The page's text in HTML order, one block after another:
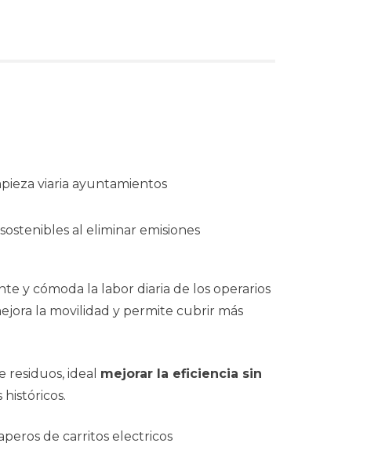
y cómoda la labor diaria de los operarios
la movilidad y permite cubrir más
residuos, ideal mejorar la eficiencia sin